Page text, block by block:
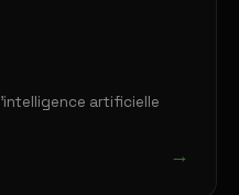
artificielle
→